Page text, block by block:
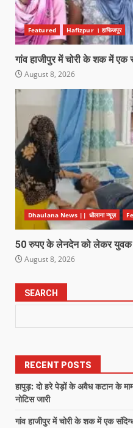
Featured Hafizpur । हाफिजपुर
गांव हाजीपुर में चोरी के शक में एक
August 8, 2026
Dhaulana News || धौलाना न्यूज़
50 रुपए के लेनदेन को लेकर युवक
August 8, 2026
SEARCH
RECENT POSTS
हापुड़: दो हरे पेड़ों के अवैध कटान के
नोटिस जारी
गांव हाजीपुर में चोरी के शक में एक